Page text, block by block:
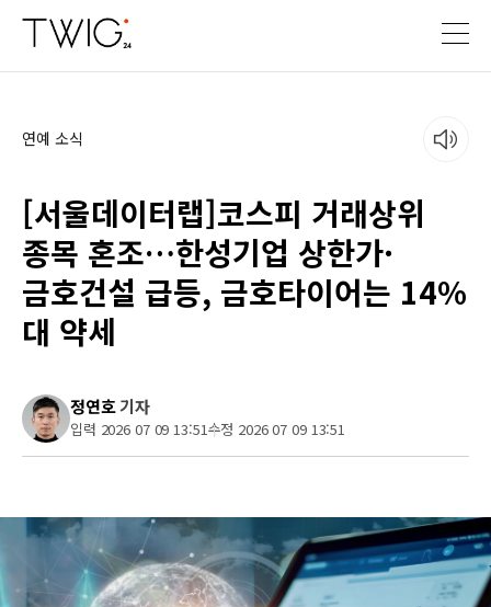
연예 소식
[서울데이터랩]코스피 거래상위
종목 혼조…한성기업 상한가·
금호건설 급등, 금호타이어는 14%
대 약세
정연호기자
입력 2026 07 09 13:51수정 2026 07 09 13:51